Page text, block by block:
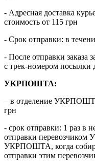
- Адресная доставка
стоимость от 115 грн
- Срок отправки: в
- После отправки заказа
с трек-номером посылки
УКРПОШТА:
– в отделение
грн
- срок отправки: 1 раз в
отправки
УКРПОШТА, когда
отправки этим